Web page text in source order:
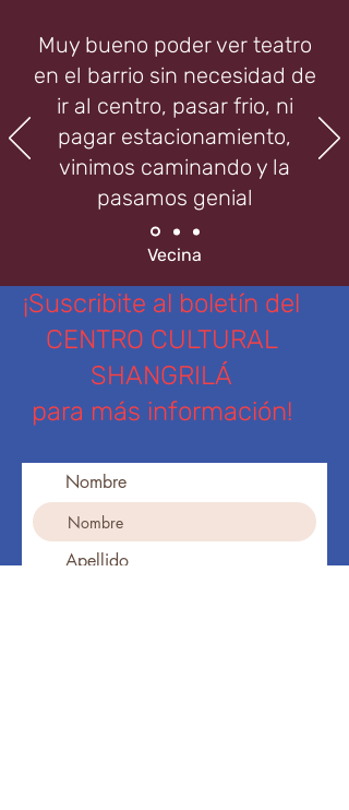
Muy bueno poder ver teatro
en el barrio sin necesidad de
ir al centro, pasar frio, ni
pagar estacionamiento,
vinimos caminando y la
pasamos genial
Vecina
¡Suscribite al boletín del
CENTRO CULTURAL
SHANGRILÁ
para más información!
Nombre
Apellido